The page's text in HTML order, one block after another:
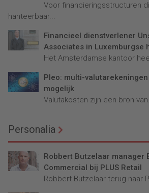
Voor financieringsstructuren
hanteerbaar...
Financieel dienstverlener
Associates in Luxemburgse
Het Amsterdamse kantoor
Pleo: multi-valutarekeningen
mogelijk
Valutakosten zijn een bron
Personalia
Robbert Butzelaar manager
Commercial bij PLUS Retail
Robbert Butzelaar terug naar